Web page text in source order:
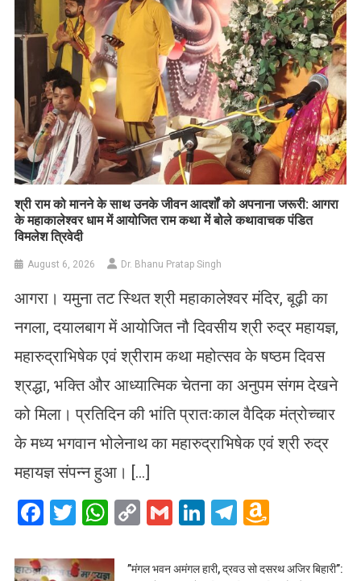
​श्री राम को मानने के साथ उनके जीवन आदर्शों को अपनाना जरूरी: आगरा
के महाकालेश्वर धाम में आयोजित राम कथा में बोले कथावाचक पंडित
विमलेश त्रिवेदी
August 6, 2026 Dr. Bhanu Pratap Singh
आगरा। यमुना तट स्थित श्री महाकालेश्वर मंदिर, बूढ़ी का
नगला, दयालबाग में आयोजित नौ दिवसीय श्री रुद्र महायज्ञ,
महारुद्राभिषेक एवं श्रीराम कथा महोत्सव के षष्ठम दिवस
श्रद्धा, भक्ति और आध्यात्मिक चेतना का अनुपम संगम देखने
को मिला। प्रतिदिन की भांति प्रातःकाल वैदिक मंत्रोच्चार
के मध्य भगवान भोलेनाथ का महारुद्राभिषेक एवं श्री रुद्र
महायज्ञ संपन्न हुआ। […]
Facebook
Twitter
WhatsApp
CopyGmailLinkedIn
Telegram
List
​”मंगल भवन अमंगल हारी, द्रवउ सो दसरथ अजिर बिहारी”: